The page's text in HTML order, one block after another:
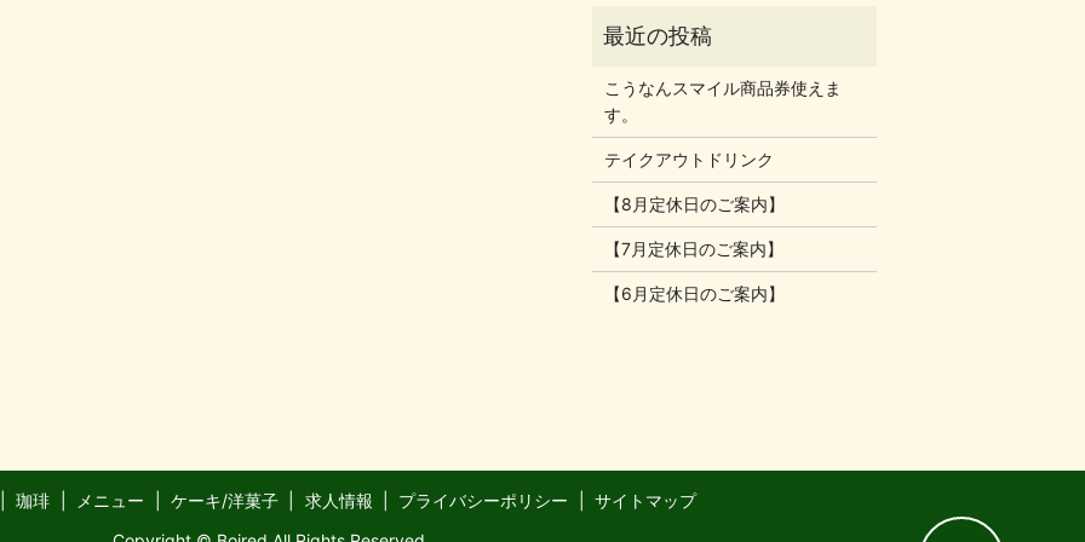
こうなんスマイル商品券使えま
す。
テイクアウトドリンク
【8月定休日のご案内】
【7月定休日のご案内】
【6月定休日のご案内】
珈琲 メニュー ケーキ/洋菓子 求人情報 プライバシーポリシー
サイトマップ